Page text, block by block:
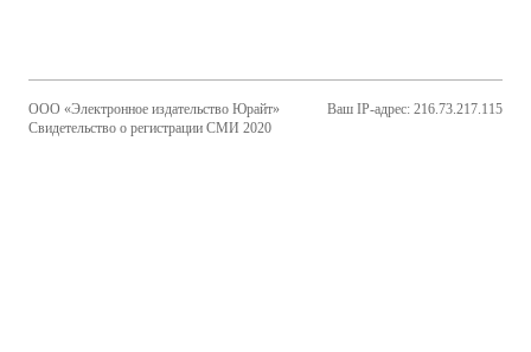
ООО «Электронное издательство Юрайт»
Свидетельство о регистрации СМИ 2020
Ваш IP-адрес: 216.73.217.115